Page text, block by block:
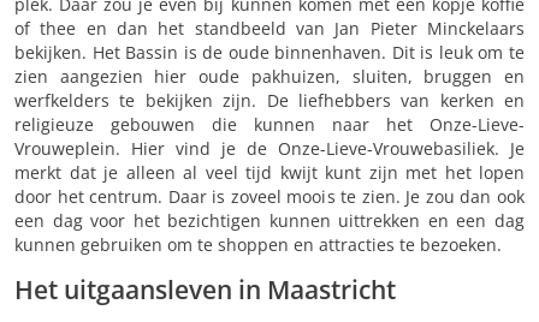
of thee en dan het standbeeld van Jan Pieter Minckelaars
bekijken. Het Bassin is de oude binnenhaven. Dit is leuk om te
zien aangezien hier oude pakhuizen, sluiten, bruggen en
werfkelders te bekijken zijn. De liefhebbers van kerken en
religieuze gebouwen die kunnen naar het Onze-Lieve-
Vrouweplein. Hier vind je de Onze-Lieve-Vrouwebasiliek. Je
merkt dat je alleen al veel tijd kwijt kunt zijn met het lopen
door het centrum. Daar is zoveel moois te zien. Je zou dan ook
een dag voor het bezichtigen kunnen uittrekken en een dag
kunnen gebruiken om te shoppen en attracties te bezoeken.
Het uitgaansleven in Maastricht